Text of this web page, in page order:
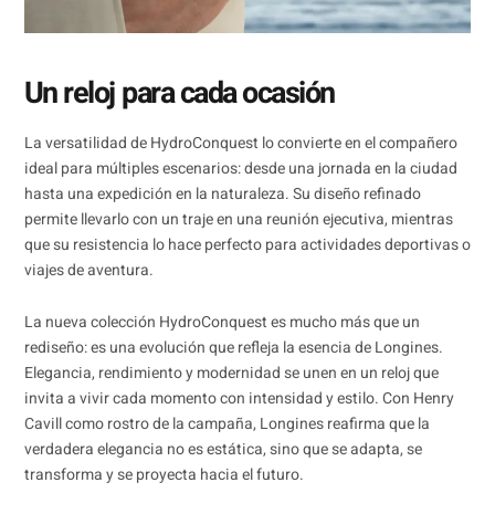
Un reloj para cada ocasión
La versatilidad de HydroConquest lo convierte en el compañero
ideal para múltiples escenarios: desde una jornada en la ciudad
hasta una expedición en la naturaleza. Su diseño refinado
permite llevarlo con un traje en una reunión ejecutiva, mientras
que su resistencia lo hace perfecto para actividades deportivas o
viajes de aventura.
La nueva colección HydroConquest es mucho más que un
rediseño: es una evolución que refleja la esencia de Longines.
Elegancia, rendimiento y modernidad se unen en un reloj que
invita a vivir cada momento con intensidad y estilo. Con Henry
Cavill como rostro de la campaña, Longines reafirma que la
verdadera elegancia no es estática, sino que se adapta, se
transforma y se proyecta hacia el futuro.